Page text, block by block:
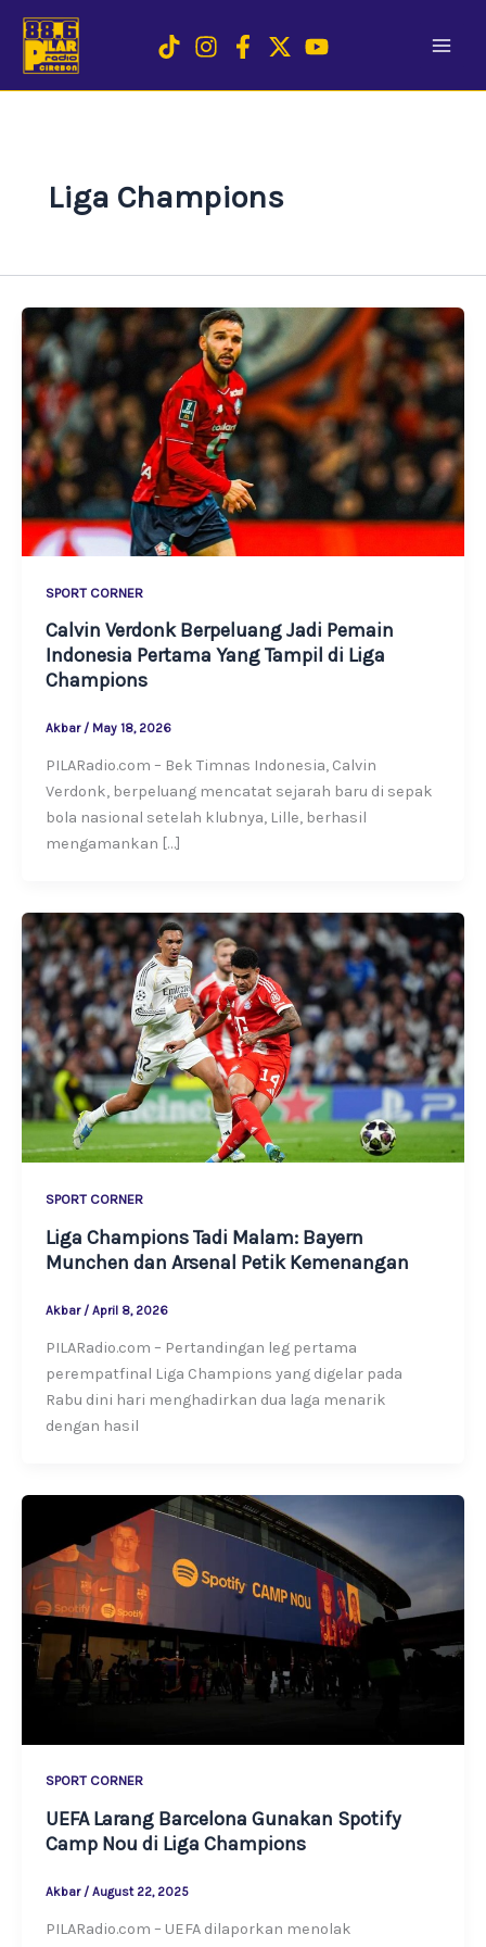
content
Liga Champions
SPORT CORNER
Calvin Verdonk Berpeluang Jadi Pemain
Indonesia Pertama Yang Tampil di Liga
Champions
Akbar / May 18, 2026
PILARadio.com – Bek Timnas Indonesia, Calvin
Verdonk, berpeluang mencatat sejarah baru di sepak
bola nasional setelah klubnya, Lille, berhasil
mengamankan […]
SPORT CORNER
Liga Champions Tadi Malam: Bayern
Munchen dan Arsenal Petik Kemenangan
Akbar / April 8, 2026
PILARadio.com – Pertandingan leg pertama
perempatfinal Liga Champions yang digelar pada
Rabu dini hari menghadirkan dua laga menarik
dengan hasil
SPORT CORNER
UEFA Larang Barcelona Gunakan Spotify
Camp Nou di Liga Champions
Akbar / August 22, 2025
PILARadio.com – UEFA dilaporkan menolak